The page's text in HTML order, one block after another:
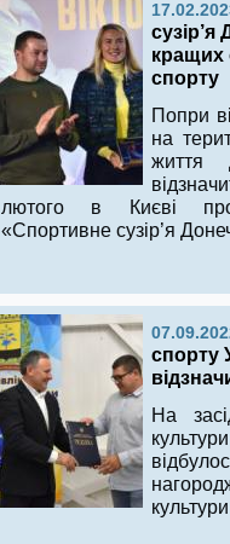
кращих
спорту
Попри
на
життя
лютого в Києві
«Спортивне сузір’я
спорту
На